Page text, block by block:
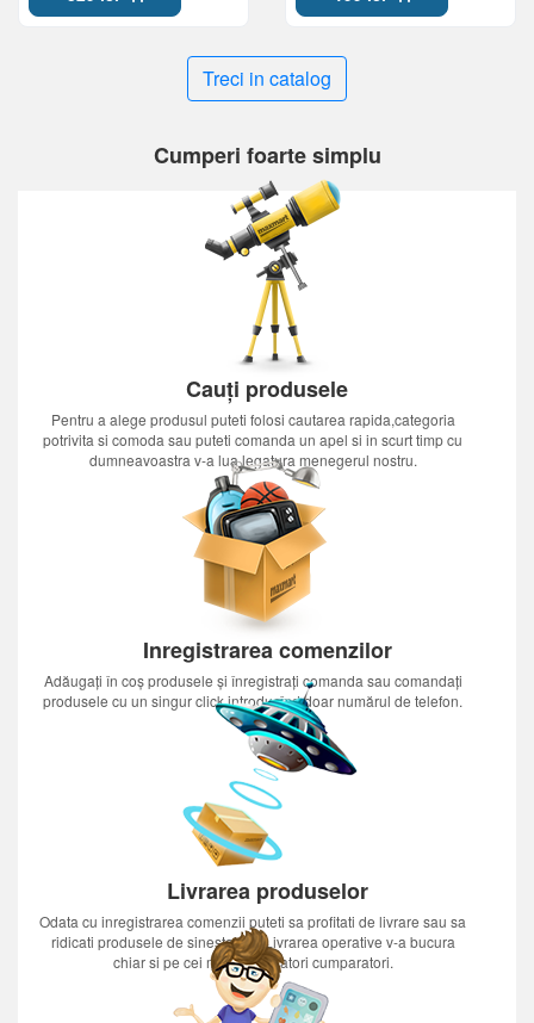
Treci in catalog
Cumperi foarte simplu
Cauți produsele
Pentru a alege produsul puteti folosi cautarea rapida,categoria
potrivita si comoda sau puteti comanda un apel si in scurt timp cu
dumneavoastra v-a lua legatura menegerul nostru.
Inregistrarea comenzilor
Adăugați în coș produsele și înregistrați comanda sau comandați
produsele cu un singur click introducînd doar numărul de telefon.
Livrarea produselor
Odata cu inregistrarea comenzii puteti sa profitati de livrare sau sa
ridicati produsele de sinestatator.Livrarea operative v-a bucura
chiar si pe cei mai nerabdatori cumparatori.